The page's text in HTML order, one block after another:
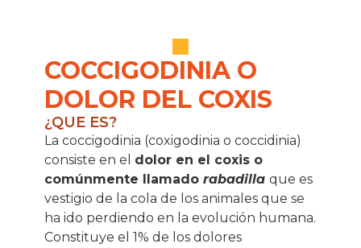
COCCIGODINIA O
DOLOR DEL COXIS
¿QUE ES?
La coccigodinia (coxigodinia o coccidinia)
consiste en el dolor en el coxis o
comúnmente llamado rabadilla que es
vestigio de la cola de los animales que se
ha ido perdiendo en la evolución humana.
Constituye el 1% de los dolores